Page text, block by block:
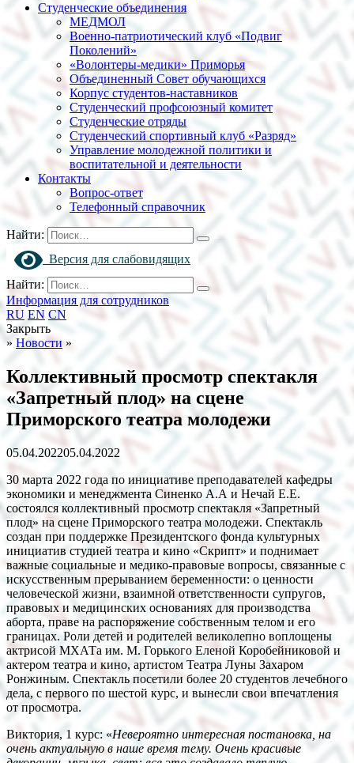
Студенческие объединения
МЕДМОЛ
Военно-патриотический клуб «Подвиг
Поколений»
«Волонтеры-медики» Приморья
Объединенный Совет обучающихся
Корпус студентов-наставников
Студенческий профсоюзный комитет
Студенческие отряды
Студенческий спортивный клуб «Разряд»
Управление молодежной политики и
воспитательной и деятельности
Контакты
Вопрос-ответ
Телефонный справочник
Найти:
Версия для слабовидящих
Найти:
Информация для сотрудников
RU EN CN
Закрыть
» Новости »
Коллективный просмотр спектакля
«Запретный плод» на сцене
Приморского театра молодежи
05.04.202205.04.2022
30 марта 2022 года по инициативе преподавателей кафедры
экономики и менеджмента Синенко А.А и Нечай Е.Е.
состоялся коллективный просмотр спектакля «Запретный
плод» на сцене Приморского театра молодежи. Спектакль
создан при поддержке Президентского фонда культурных
инициатив студией театра и кино «Скрипт» и поднимает
важные социальные и медико-правовые вопросы, связанные с
искусственным прерыванием беременности: о ценности
человеческой жизни, взаимной ответственности супругов,
правовых и медицинских основаниях для производства
аборта, праве на распоряжение собственным телом и его
границах. Роли детей и родителей великолепно воплощены
актрисой МХАТа им. М. Горького Еленой Коробейниковой и
актером театра и кино, артистом Театра Луны Захаром
Ронжиным. Спектакль посетили более 20 студентов лечебного
дела, с первого по шестой курс, и вынесли свои впечатления
от просмотра.
Виктория, 1 курс: «Невероятно интересная постановка, на
очень актуальную в наше время тему. Очень красивые